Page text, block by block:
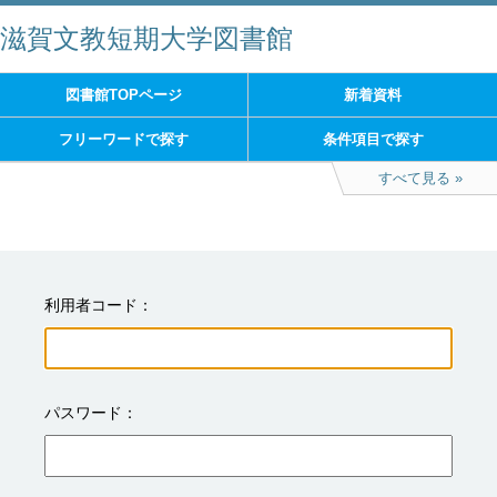
滋賀文教短期大学図書館
図書館TOPページ 新着資料
フリーワードで探す 条件項目で探す
すべて見る
利用者コード
パスワード